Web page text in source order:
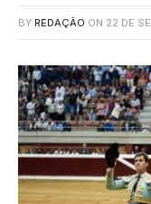
BY REDAÇÃO ON 22 DE